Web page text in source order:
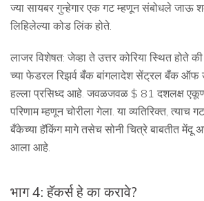
ज्या सायबर गुन्हेगार एक गट म्हणून संबोधले जाऊ
लिहिलेल्या कोड लिंक होते.
लाजर विशेषत: जेव्हा ते उत्तर कोरिया स्थित होते
च्या फेडरल रिझर्व बँक बांगलादेश सेंट्रल बँक ऑफ
हल्ला प्रसिध्द आहे. जवळजवळ $ 81 दशलक्ष
परिणाम म्हणून चोरीला गेला. या व्यतिरिक्त, त्याच
बँकेच्या हॅकिंग मागे तसेच सोनी चित्रे बाबतीत मेंदू
आला आहे.
भाग 4: हॅकर्स हे का करावे?